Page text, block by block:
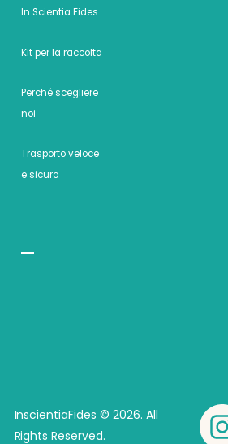
In Scientia Fides
Kit per la raccolta
Perché scegliere
noi
Trasporto veloce
e sicuro
InscientiaFides © 2026. All
Rights Reserved.